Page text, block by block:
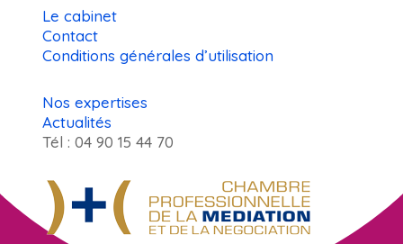
Le cabinet
Contact
Conditions générales d’utilisation
Nos expertises
Actualités
Tél : 04 90 15 44 70